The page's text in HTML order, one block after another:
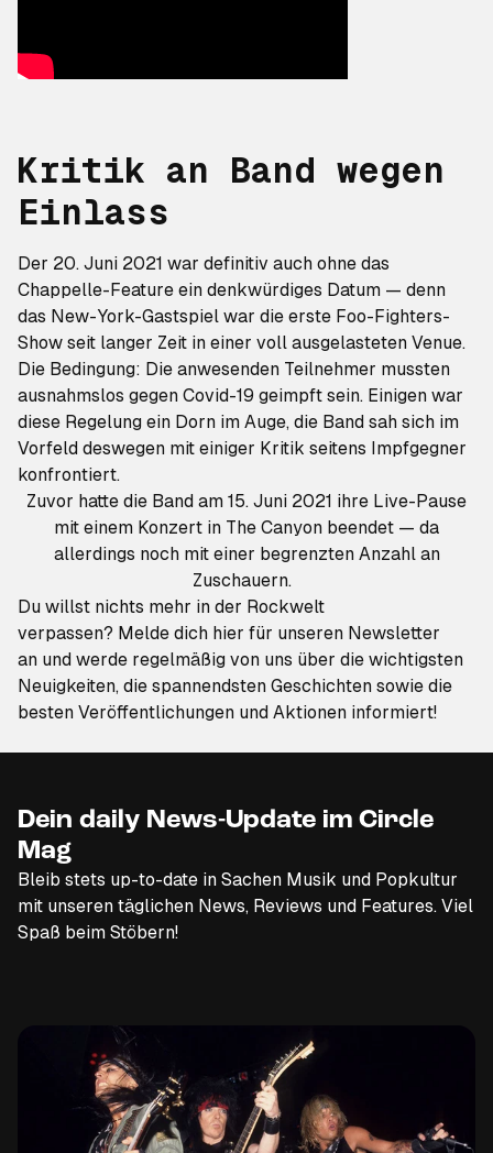
Kritik an Band wegen
Einlass
Der 20. Juni 2021 war definitiv auch ohne das
Chappelle-Feature ein denkwürdiges Datum — denn
das New-York-Gastspiel war die erste Foo-Fighters-
Show seit langer Zeit in einer voll ausgelasteten Venue.
Die Bedingung: Die anwesenden Teilnehmer mussten
ausnahmslos gegen Covid-19 geimpft sein. Einigen war
diese Regelung ein Dorn im Auge, die Band sah sich im
Vorfeld deswegen mit einiger Kritik seitens Impfgegner
konfrontiert.
Zuvor hatte die Band am 15. Juni 2021 ihre Live-Pause
mit einem Konzert in The Canyon beendet — da
allerdings noch mit einer begrenzten Anzahl an
Du willst nichts mehr in der Rockwelt
verpassen? Melde dich hier für unseren Newsletter
an und werde regelmäßig von uns über die wichtigsten
Neuigkeiten, die spannendsten Geschichten sowie die
besten Veröffentlichungen und Aktionen informiert!
Dein daily News-Update im Circle
Mag
Bleib stets up-to-date in Sachen Musik und Popkultur
mit unseren täglichen News, Reviews und Features. Viel
Spaß beim Stöbern!